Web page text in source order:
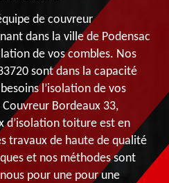
de couvreur
dans la ville de Podensac
de vos combles. Nos
sont dans la capacité
l’isolation de vos
Bordeaux 33,
d’isolation toiture est en
travaux de haute de qualité
et nos méthodes sont
pour une pour une